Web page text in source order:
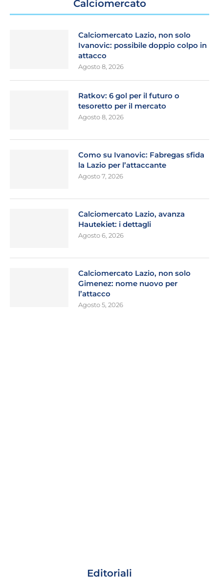
Calciomercato
Calciomercato Lazio, non solo
Ivanovic: possibile doppio colpo in
attacco
Agosto 8, 2026
Ratkov: 6 gol per il futuro o
tesoretto per il mercato
Agosto 8, 2026
Como su Ivanovic: Fabregas sfida
la Lazio per l’attaccante
Agosto 7, 2026
Calciomercato Lazio, avanza
Hautekiet: i dettagli
Agosto 6, 2026
Calciomercato Lazio, non solo
Gimenez: nome nuovo per
l’attacco
Agosto 5, 2026
Editoriali